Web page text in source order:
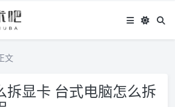
文
拆显卡 台式电脑怎么拆